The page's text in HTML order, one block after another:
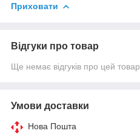
Приховати
Відгуки про товар
Ще немає відгуків про цей товар
Умови доставки
Нова Пошта